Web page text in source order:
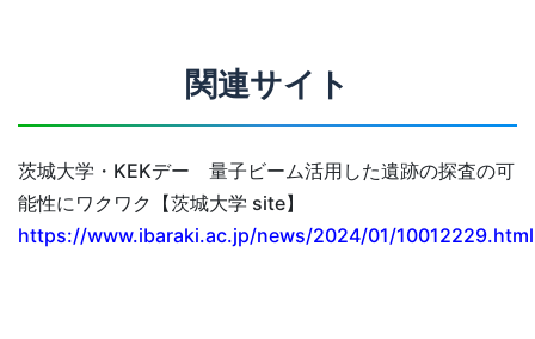
関連サイト
茨城大学・KEKデー 量子ビーム活用した遺跡の探査の可
能性にワクワク【茨城大学 site】
https://www.ibaraki.ac.jp/news/2024/01/10012229.html